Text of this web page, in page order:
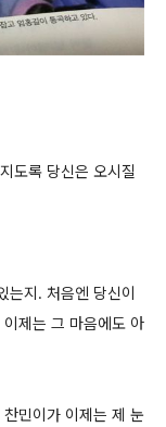
도록 당신은 오시질
는지. 처음엔 당신이
제는 그 마음에도 아
민이가 이제는 제 눈